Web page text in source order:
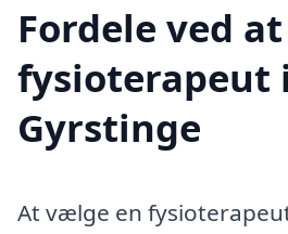
Fordele ved
fysioterapeut i
Gyrstinge
At vælge en